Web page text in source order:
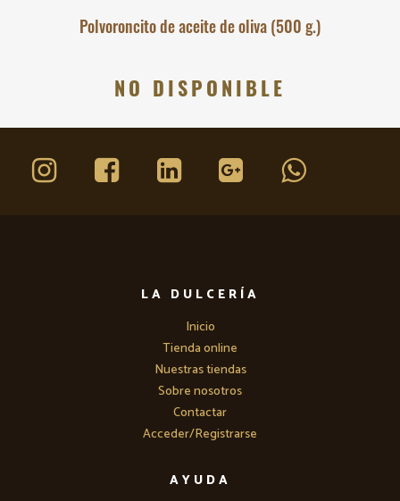
Polvoroncito de aceite de oliva (500 g.)
NO DISPONIBLE
LA DULCERÍA
Inicio
Tienda online
Nuestras tiendas
Sobre nosotros
Contactar
Acceder/Registrarse
AYUDA